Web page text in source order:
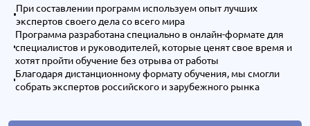
При составлении программ используем опыт лучших
экспертов своего дела со всего мира
Программа разработана специально в онлайн-формате для
специалистов и руководителей, которые ценят свое время и
хотят пройти обучение без отрыва от работы
Благодаря дистанционному формату обучения, мы смогли
собрать экспертов российского и зарубежного рынка